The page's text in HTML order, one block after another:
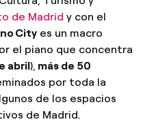
de Madrid y con el
City es un macro
el piano que concentra
abril), más de 50
por toda la
de los espacios
de Madrid.